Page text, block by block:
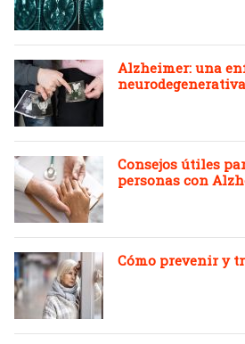
Alzheimer: una
neurodegenerativa
Consejos útiles
personas con
Cómo prevenir y